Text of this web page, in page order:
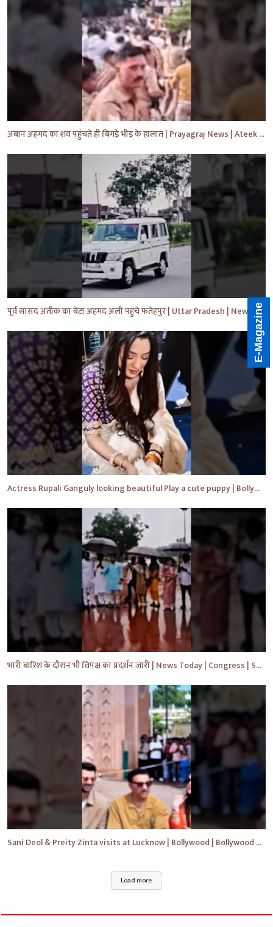
अबान अहमद का शव पहुंचते ही बिगड़े भीड़ के हालात | Prayagraj News | Ateek Ahmad | #shorts #yt #news
पूर्व सांसद अतीक का बेटा अहमद अली पहुंचे फतेहपुर | Uttar Pradesh | News | #shorts #yt #news #upnews
Actress Rupali Ganguly looking beautiful Play a cute puppy | Bollywood | Bollywood News #shorts #yt
भारी बारिश के दौरान भी विपक्ष का प्रदर्शन जारी | News Today | Congress | Samajwadi | #shorts #yt
Sani Deol & Preity Zinta visits at Lucknow | Bollywood | Bollywood News | #bollywood #shorts #yt
Load more
E-Magazine